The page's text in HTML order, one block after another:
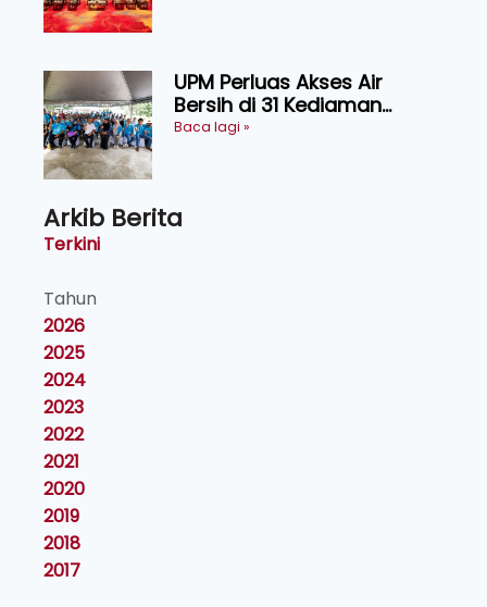
UPM Perluas Akses Air
Bersih di 31 Kediaman
Orang Asli Tasik Chini
Baca lagi »
Arkib Berita
Terkini
Tahun
2026
2025
2024
2023
2022
2021
2020
2019
2018
2017